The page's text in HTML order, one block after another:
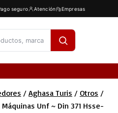
seguro Atención Empresas
/ Aghasa Turis / Otros /
Unf ~ Din 371 Hsse-